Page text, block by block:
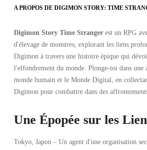
A PROPOS DE DIGIMON STORY: TIME
Digimon Story Time Stranger est un RPG
d'élevage de monstres, explorant les liens
Digimon à travers une histoire épique qui
l'effondrement du monde. Plonge-toi dans une
monde humain et le Monde Digital, en
Digimon pour combattre dans des
Une Épopée sur les
Tokyo, Japon – Un agent d'une organisation